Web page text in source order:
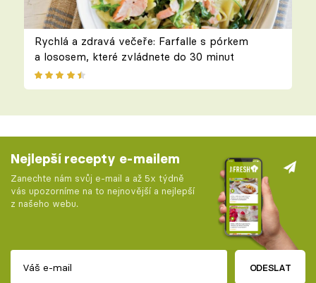
Rychlá a zdravá večeře: Farfalle s pórkem
a lososem, které zvládnete do 30 minut
Nejlepší recepty e-mailem
Zanechte nám svůj e-mail a až 5x týdně
vás upozorníme na to nejnovější a nejlepší
z našeho webu.
ODESLAT